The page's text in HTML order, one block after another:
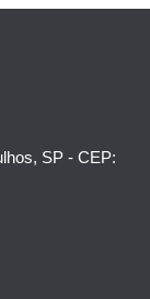
SP - CEP: